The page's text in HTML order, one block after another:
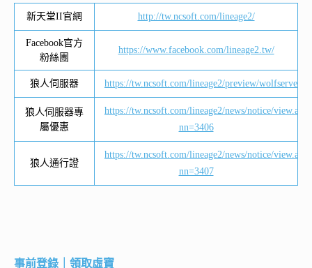
新天堂II官網 http://tw.ncsoft.com/lineage2/
Facebook官方
粉絲團
https://www.facebook.com/lineage2.tw/
狼人伺服器 https://tw.ncsoft.com/lineage2/preview/wolfserver/
狼人伺服器專
屬優惠
https://tw.ncsoft.com/lineage2/news/notice/
nn=3406
狼人通行證
https://tw.ncsoft.com/lineage2/news/notice/
nn=3407
事前登錄｜領取虛寶